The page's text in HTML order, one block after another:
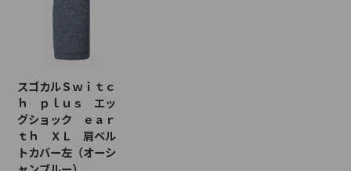
スゴカルＳｗｉｔｃ
ｈ ｐｌｕｓ エッ
グショック ｅａｒ
ｔｈ ＸＬ 肩ベル
トカバー左（オーシ